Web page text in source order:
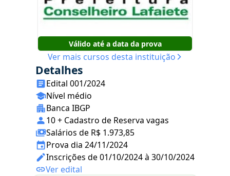
Válido até a data da prova
Ver mais cursos desta instituição
Detalhes
Edital 001/2024
Nível médio
Banca IBGP
10 + Cadastro de Reserva vagas
Salários de R$ 1.973,85
Prova dia 24/11/2024
Inscrições de 01/10/2024 à 30/10/2024
Ver edital